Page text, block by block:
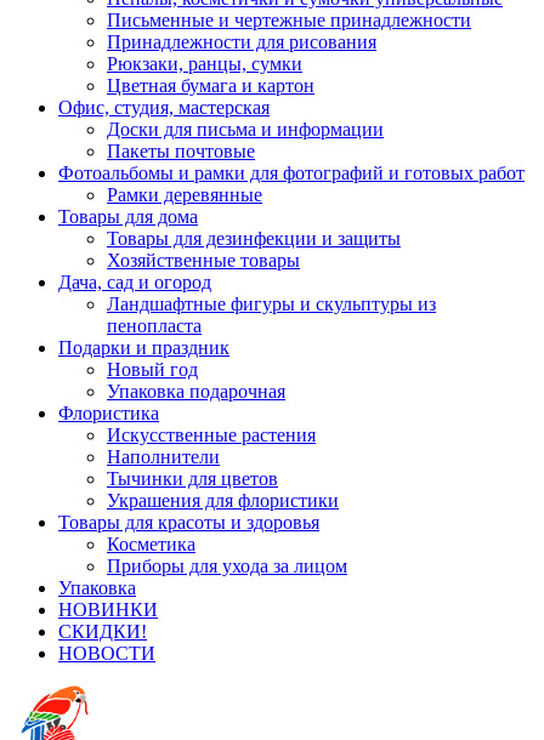
Письменные и чертежные принадлежности
Принадлежности для рисования
Рюкзаки, ранцы, сумки
Цветная бумага и картон
Офис, студия, мастерская
Доски для письма и информации
Пакеты почтовые
Фотоальбомы и рамки для фотографий и готовых работ
Рамки деревянные
Товары для дома
Товары для дезинфекции и защиты
Хозяйственные товары
Дача, сад и огород
Ландшафтные фигуры и скульптуры из
пенопласта
Подарки и праздник
Новый год
Упаковка подарочная
Флористика
Искусственные растения
Наполнители
Тычинки для цветов
Украшения для флористики
Товары для красоты и здоровья
Косметика
Приборы для ухода за лицом
Упаковка
НОВИНКИ
СКИДКИ!
НОВОСТИ